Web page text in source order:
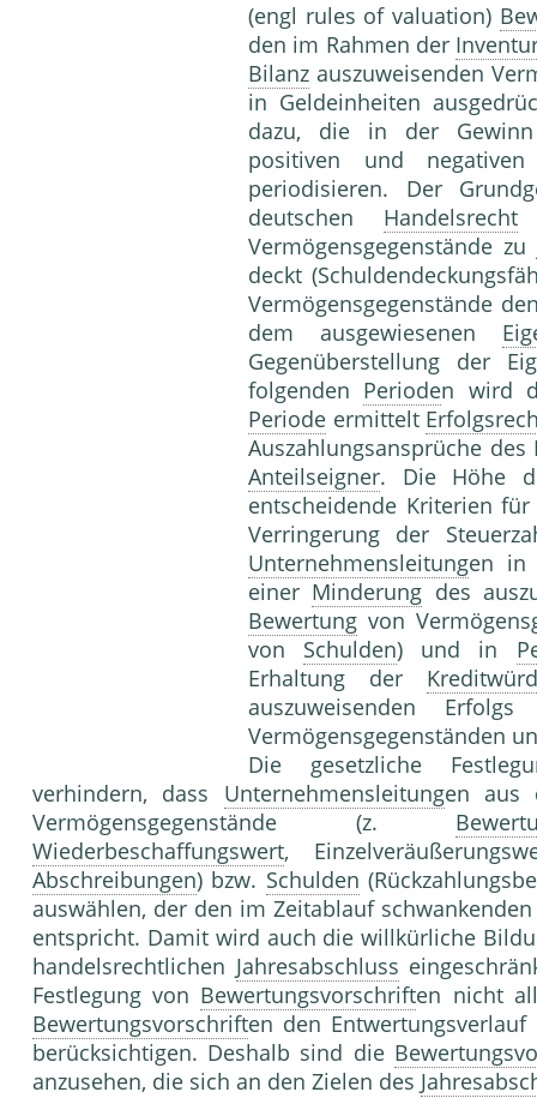
(engl rules of valuation)
den im Rahmen der
Bilanz auszuweisenden
in Geldeinheiten
dazu, die in der Gewinn
positiven und
periodisieren. Der
deutschen Handelsrecht
Vermögensgegenstände
deckt
Vermögensgegenstände
dem ausgewiesenen
Gegenüberstellung der
folgenden Perioden wird
Periode ermittelt
Auszahlungsansprüche
Anteilseigner. Die Höhe
entscheidende Kriterien
Verringerung der
Unternehmensleitungen
einer Minderung des
Bewertung von
von Schulden) und in
Erhaltung der
auszuweisenden
Vermögensgegenständen
Die gesetzliche
verhindern, dass Unternehmensleitungen aus
Vermögensgegenstände (z.
Wiederbeschaffungswert,
Abschreibungen) bzw. Schulden
auswählen, der den im Zeitablauf
entspricht. Damit wird auch die willkürliche
handelsrechtlichen Jahresabschluss
Festlegung von Bewertungsvorschriften nicht
Bewertungsvorschriften den
berücksichtigen. Deshalb sind die
anzusehen, die sich an den Zielen des